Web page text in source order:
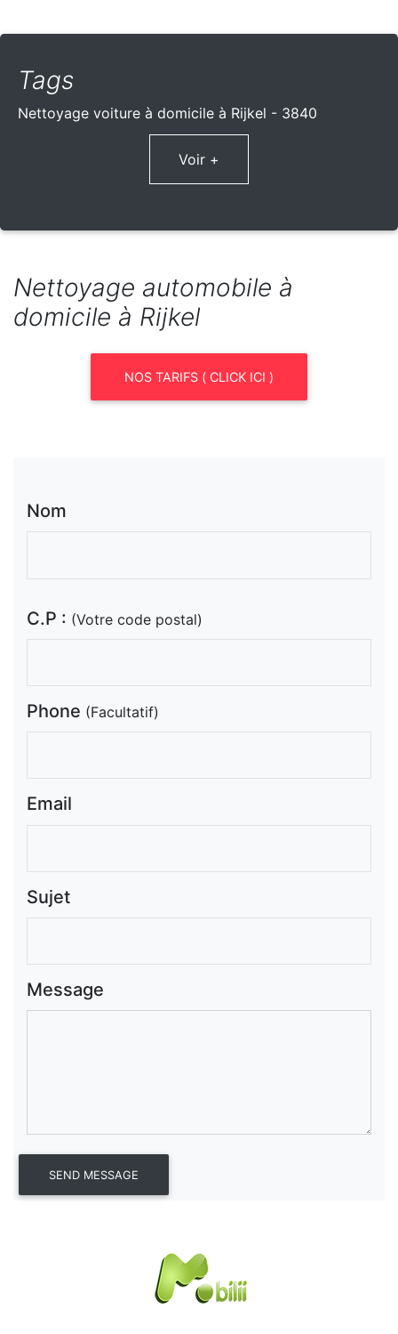
Tags
Nettoyage voiture à domicile à Rijkel - 3840
Voir +
Nettoyage automobile à
domicile à Rijkel
NOS TARIFS ( CLICK ICI )
Nom
C.P : (Votre code postal)
Phone (Facultatif)
Email
Sujet
Message